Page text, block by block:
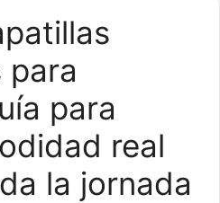
para
real
la jornada